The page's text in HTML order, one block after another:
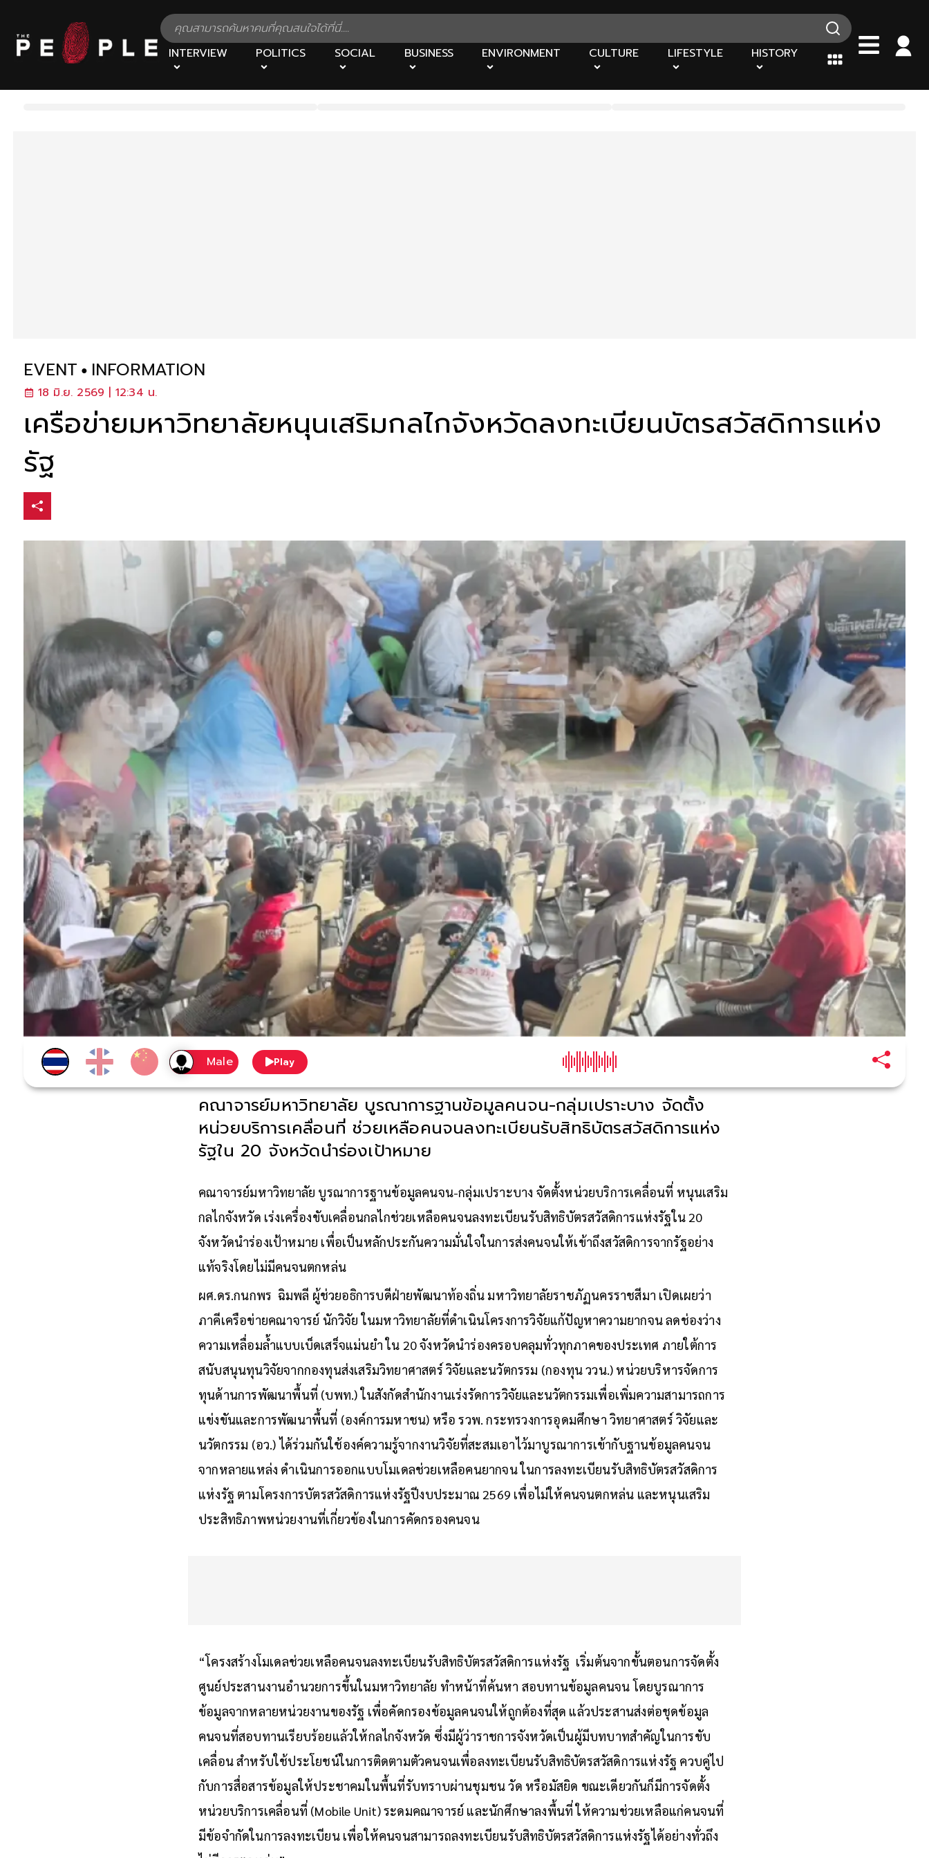
INTERVIEW POLITICS SOCIAL BUSINESS ENVIRONMENT CULTURE LIFESTYLE HISTORY
EVENT INFORMATION
18 มิ.ย. 2569 | 12:34 น.
เครือข่ายมหาวิทยาลัยหนุนเสริมกลไกจังหวัดลงทะเบียนบัตรสวัสดิการแห่ง
รัฐ
Play
คณาจารย์มหาวิทยาลัย บูรณาการฐานข้อมูลคนจน-กลุ่มเปราะบาง จัดตั้ง
หน่วยบริการเคลื่อนที่ ช่วยเหลือคนจนลงทะเบียนรับสิทธิบัตรสวัสดิการแห่ง
รัฐใน 20 จังหวัดนำร่องเป้าหมาย
คณาจารย์มหาวิทยาลัย บูรณาการฐานข้อมูลคนจน-กลุ่มเปราะบาง จัดตั้งหน่วยบริการเคลื่อนที่ หนุนเสริม
กลไกจังหวัด เร่งเครื่องขับเคลื่อนกลไกช่วยเหลือคนจนลงทะเบียนรับสิทธิบัตรสวัสดิการแห่งรัฐใน 20
จังหวัดนำร่องเป้าหมาย เพื่อเป็นหลักประกันความมั่นใจในการส่งคนจนให้เข้าถึงสวัสดิการจากรัฐอย่าง
แท้จริงโดยไม่มีคนจนตกหล่น
ผศ.ดร.กนกพร ฉิมพลี ผู้ช่วยอธิการบดีฝ่ายพัฒนาท้องถิ่น มหาวิทยาลัยราชภัฏนครราชสีมา เปิดเผยว่า
ภาคีเครือข่ายคณาจารย์ นักวิจัย ในมหาวิทยาลัยที่ดำเนินโครงการวิจัยแก้ปัญหาความยากจน ลดช่องว่าง
ความเหลื่อมล้ำแบบเบ็ดเสร็จแม่นยำ ใน 20 จังหวัดนำร่องครอบคลุมทั่วทุกภาคของประเทศ ภายใต้การ
สนับสนุนทุนวิจัยจากกองทุนส่งเสริมวิทยาศาสตร์ วิจัยและนวัตกรรม (กองทุน ววน.) หน่วยบริหารจัดการ
ทุนด้านการพัฒนาพื้นที่ (บพท.) ในสังกัดสำนักงานเร่งรัดการวิจัยและนวัตกรรมเพื่อเพิ่มความสามารถการ
แข่งขันและการพัฒนาพื้นที่ (องค์การมหาชน) หรือ รวพ. กระทรวงการอุดมศึกษา วิทยาศาสตร์ วิจัยและ
นวัตกรรม (อว.) ได้ร่วมกันใช้องค์ความรู้จากงานวิจัยที่สะสมเอาไว้มาบูรณาการเข้ากับฐานข้อมูลคนจน
จากหลายแหล่ง ดำเนินการออกแบบโมเดลช่วยเหลือคนยากจน ในการลงทะเบียนรับสิทธิบัตรสวัสดิการ
แห่งรัฐ ตามโครงการบัตรสวัสดิการแห่งรัฐปีงบประมาณ 2569 เพื่อไม่ให้คนจนตกหล่น และหนุนเสริม
ประสิทธิภาพหน่วยงานที่เกี่ยวข้องในการคัดกรองคนจน
“โครงสร้างโมเดลช่วยเหลือคนจนลงทะเบียนรับสิทธิบัตรสวัสดิการแห่งรัฐ เริ่มต้นจากขั้นตอนการจัดตั้ง
ศูนย์ประสานงานอำนวยการขึ้นในมหาวิทยาลัย ทำหน้าที่ค้นหา สอบทานข้อมูลคนจน โดยบูรณาการ
ข้อมูลจากหลายหน่วยงานของรัฐ เพื่อคัดกรองข้อมูลคนจนให้ถูกต้องที่สุด แล้วประสานส่งต่อชุดข้อมูล
คนจนที่สอบทานเรียบร้อยแล้วให้กลไกจังหวัด ซึ่งมีผู้ว่าราชการจังหวัดเป็นผู้มีบทบาทสำคัญในการขับ
เคลื่อน สำหรับใช้ประโยชน์ในการติดตามตัวคนจนเพื่อลงทะเบียนรับสิทธิบัตรสวัสดิการแห่งรัฐ ควบคู่ไป
กับการสื่อสารข้อมูลให้ประชาคมในพื้นที่รับทราบผ่านชุมชน วัด หรือมัสยิด ขณะเดียวกันก็มีการจัดตั้ง
หน่วยบริการเคลื่อนที่ (Mobile Unit) ระดมคณาจารย์ และนักศึกษาลงพื้นที่ ให้ความช่วยเหลือแก่คนจนที่
มีข้อจำกัดในการลงทะเบียน เพื่อให้คนจนสามารถลงทะเบียนรับสิทธิบัตรสวัสดิการแห่งรัฐได้อย่างทั่วถึง